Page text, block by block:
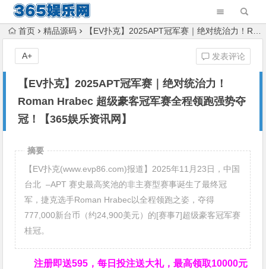
首页 精品源码 【EV扑克】2025APT冠军赛｜绝对统治力！Roman Hrabec 超级豪客冠军赛全程领跑强势夺冠！【365娱乐资讯网】
【EV扑克】2025APT冠军赛｜绝对统治力！
Roman Hrabec 超级豪客冠军赛全程领跑强势夺
冠！【365娱乐资讯网】
发表评论
A+
摘要
【EV扑克(www.evp86.com)报道】2025年11月23日，中国
台北 –APT 赛史最高奖池的非主赛型赛事诞生了最终冠
军，捷克选手Roman Hrabec以全程领跑之姿，夺得
777,000新台币（约24,900美元）的[赛事7]超级豪客冠军赛
桂冠。
注册即送595，每日投注送大礼，最高领取10000元